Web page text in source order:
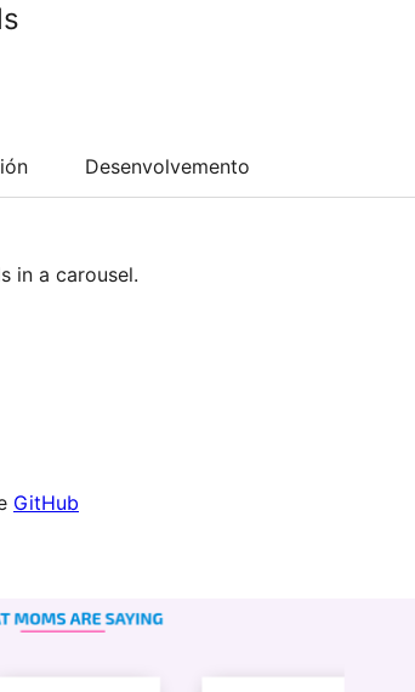
Desenvolvemento
in a carousel.
GitHub